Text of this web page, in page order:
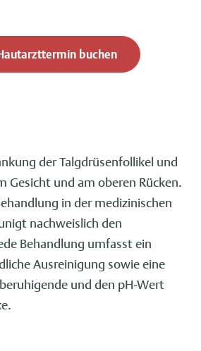
buchen
der Talgdrüsenfollikel und
Gesicht und am oberen Rücken.
in der medizinischen
nachweislich den
Behandlung umfasst ein
Ausreinigung sowie eine
und den pH-Wert